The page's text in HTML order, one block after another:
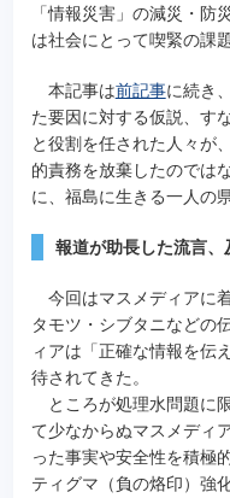
「情報災害」の減災・防
は社会にとって喫緊の課
本記事は前記事に続き
た要因に対する仮説、す
と役割を任された人々が
的責務を放棄したのでは
に、福島に生きる一人の
報道が助長した流言
今回はマスメディアに
タモツ・シブタニなどの
ィアは「正確な情報を伝
待されてきた。
ところが処理水問題に
て少なからぬマスメディ
った事実や安全性を積極
ティグマ（負の烙印）強